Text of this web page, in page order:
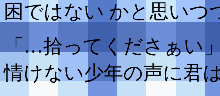
困ではない かと思いつ
「…拾ってくださぁい
情けない少年の声に君